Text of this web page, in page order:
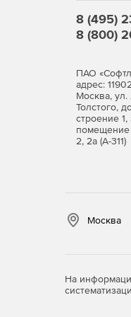
по
8 (495)
8 (800)
ПАО
адрес:
Москва, ул.
Толстого,
строение 1,
2, 2а (А-311)
Москва
На